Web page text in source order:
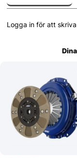
Logga in för att